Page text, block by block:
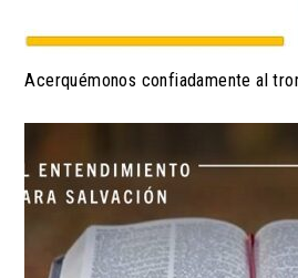
Acerquémonos confiadamente al